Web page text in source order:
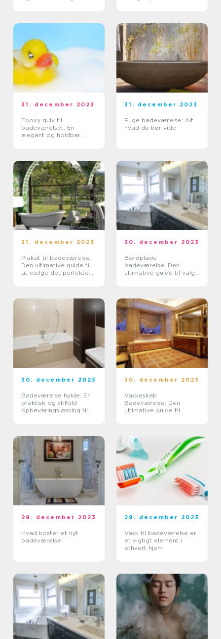
31. december 2023
Epoxy gulv til
badeværelset: En
elegant og holdbar
31. december 2023
Fuge badeværelse: Alt
hvad du bør vide
31. december 2023
Plakat til badeværelse:
Den ultimative guide til
at vælge det perfekte
30. december 2023
Bordplade
badeværelse: Den
ultimative guide til valg
30. december 2023
Badeværelse hylde: En
praktisk og stilfuld
opbevaringsløsning til
30. december 2023
Vaskeskab
Badeværelse: Den
ultimative guide til
29. december 2023
Hvad koster et nyt
badeværelse
29. december 2023
Vask til badeværelse er
et vigtigt element i
ethvert hjem